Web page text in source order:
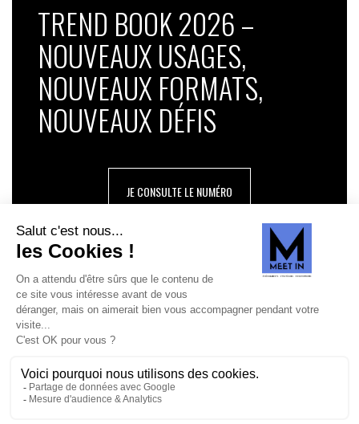
TREND BOOK 2026 –
NOUVEAUX USAGES,
NOUVEAUX FORMATS,
NOUVEAUX DÉFIS
JE CONSULTE LE NUMÉRO
SUIVEZ-NOUS